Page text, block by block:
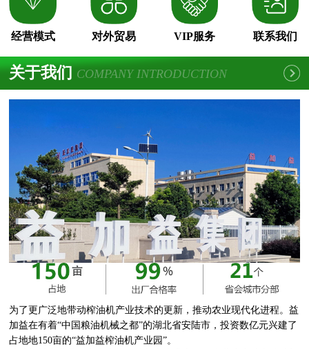
经营模式 对外贸易 VIP服务 联系我们
关于我们 COMPANY INTRODUCTION
为了更广泛地带动榨油机产业技术的更新，推动农业现代化进程。益
加益在有着“中国粮油机械之都”的湖北省安陆市，投资数亿元兴建了
占地地150亩的“益加益榨油机产业园”。